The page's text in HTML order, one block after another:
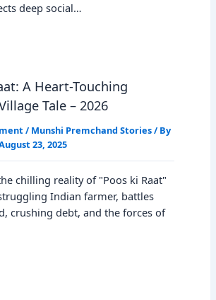
deep social…
A Heart-Touching
Tale – 2026
/ Munshi Premchand Stories/ By
23, 2025
chilling reality of "Poos ki Raat"
Indian farmer, battles
crushing debt, and the forces of